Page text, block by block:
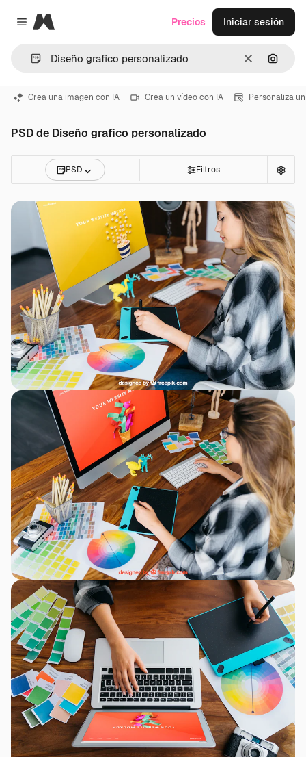
Close menu
Magnific
Borrar
Precios Iniciar sesión
Crea una imagen con IA Crea un vídeo con IA Personaliza
PSD de Diseño grafico personalizado
PSD Filtros